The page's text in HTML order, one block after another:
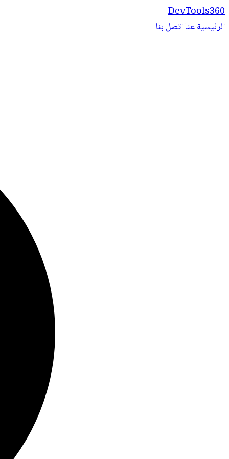
DevTools360
الرئيسيةعنااتصل بنا